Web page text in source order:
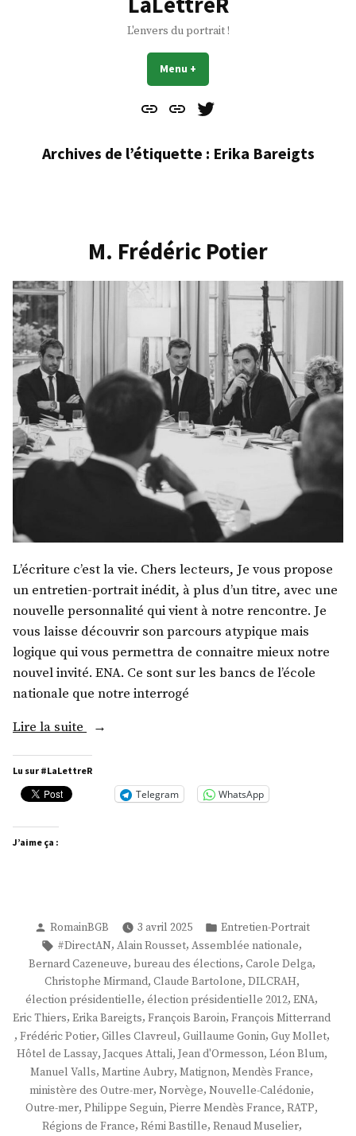
L'envers du portrait !
Menu +
Contact
À
Mes
Archives de l’étiquette : Erika Bareigts
M. Frédéric Potier
L’écriture c’est la vie. Chers lecteurs, Je vous propose
un entretien-portrait inédit, à plus d’un titre, avec une
nouvelle personnalité qui vient à notre rencontre. Je
vous laisse découvrir son parcours atypique mais
logique qui vous permettra de connaitre mieux notre
nouvel invité. ENA. Ce sont sur les bancs de l’école
nationale que notre interrogé
Lire la suite
« M.
Potier »
Lu sur #LaLettreR
Telegram WhatsApp
J’aime ça :
Publié
par
RomainBGB 3 avril 2025
Publié
dans
Entretien-Portrait
Étiquettes :
#DirectAN, Alain Rousset, Assemblée nationale,
Bernard Cazeneuve, bureau des élections, Carole Delga,
Christophe Mirmand, Claude Bartolone, DILCRAH,
élection présidentielle, élection présidentielle 2012, ENA,
Eric Thiers, Erika Bareigts, François Baroin, François Mitterrand
, Frédéric Potier, Gilles Clavreul, Guillaume Gonin, Guy Mollet,
Hôtel de Lassay, Jacques Attali, Jean d'Ormesson, Léon Blum,
Manuel Valls, Martine Aubry, Matignon, Mendès France,
ministère des Outre-mer, Norvège, Nouvelle-Calédonie,
Outre-mer, Philippe Seguin, Pierre Mendès France, RATP,
Régions de France, Rémi Bastille, Renaud Muselier,